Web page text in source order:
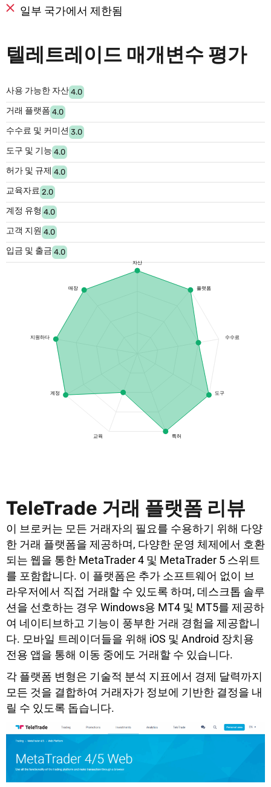
일부 국가에서 제한됨
텔레트레이드 매개변수 평가
사용 가능한 자산 4.0
거래 플랫폼 4.0
수수료 및 커미션 3.0
도구 및 기능 4.0
허가 및 규제 4.0
교육자료 2.0
계정 유형 4.0
고객 지원 4.0
입금 및 출금 4.0
자산
플랫폼
수수료
도구
특허
교육
계정
지원하다
매장
TeleTrade 거래 플랫폼 리뷰
이 브로커는 모든 거래자의 필요를 수용하기 위해 다양
한 거래 플랫폼을 제공하며, 다양한 운영 체제에서 호환
되는 웹을 통한 MetaTrader 4 및 MetaTrader 5 스위트
를 포함합니다. 이 플랫폼은 추가 소프트웨어 없이 브
라우저에서 직접 거래할 수 있도록 하며, 데스크톱 솔루
션을 선호하는 경우 Windows용 MT4 및 MT5를 제공하
여 네이티브하고 기능이 풍부한 거래 경험을 제공합니
다. 모바일 트레이더들을 위해 iOS 및 Android 장치용
전용 앱을 통해 이동 중에도 거래할 수 있습니다.
각 플랫폼 변형은 기술적 분석 지표에서 경제 달력까지
모든 것을 결합하여 거래자가 정보에 기반한 결정을 내
릴 수 있도록 돕습니다.